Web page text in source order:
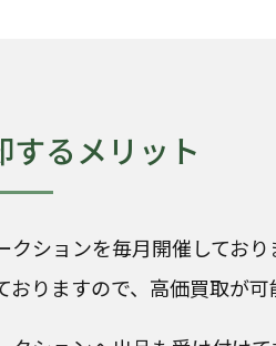
するメリット
ションを毎月開催しており
りますので、高価買取が可